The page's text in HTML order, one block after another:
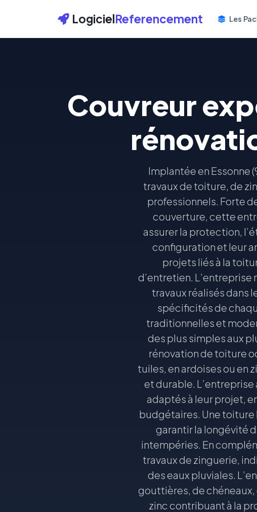
LogicielReferencement Les
Couvreur
Implantée en Essonne
travaux de toiture, de
professionnels. Forte
couverture, cette
assurer la protection,
configuration et leur
projets liés à la
d’entretien.
travaux réalisés dans
spécificités de
traditionnelles et
des plus simples aux
rénovation de toiture
tuiles, en ardoises ou en
et durable.
adaptés à leur projet,
budgétaires. Une
garantir la longévité
intempéries. En
travaux de zinguerie,
des eaux pluviales.
gouttières, de chéneaux,
zinc contribuant à la